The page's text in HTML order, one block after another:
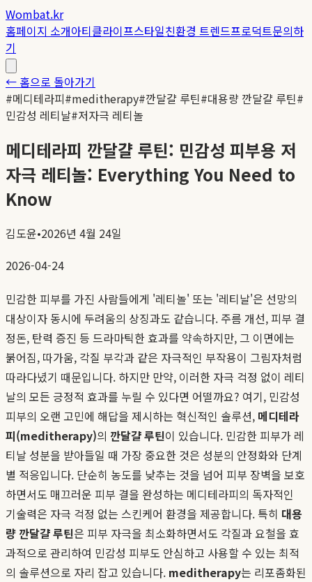
Wombat.kr
홈페이지 소개아티클라이프스타일친환경 트렌드프로덕트문의하
기
← 홈으로 돌아가기
#메디테라피#meditherapy#깐달걀 루틴#대용량 깐달걀 루틴#
민감성 레티날#저자극 레티놀
메디테라피 깐달걀 루틴: 민감성 피부용 저
자극 레티놀: Everything You Need to
Know
김도윤•2026년 4월 24일
2026-04-24
민감한 피부를 가진 사람들에게 '레티놀' 또는 '레티날'은 선망의
대상이자 동시에 두려움의 상징과도 같습니다. 주름 개선, 피부 결
정돈, 탄력 증진 등 드라마틱한 효과를 약속하지만, 그 이면에는
붉어짐, 따가움, 각질 부각과 같은 자극적인 부작용이 그림자처럼
따라다녔기 때문입니다. 하지만 만약, 이러한 자극 걱정 없이 레티
날의 모든 긍정적 효과를 누릴 수 있다면 어떨까요? 여기, 민감성
피부의 오랜 고민에 해답을 제시하는 혁신적인 솔루션, 메디테라
피(meditherapy)의 깐달걀 루틴이 있습니다. 민감한 피부가 레
티날 성분을 받아들일 때 가장 중요한 것은 성분의 안정화와 단계
별 적응입니다. 단순히 농도를 낮추는 것을 넘어 피부 장벽을 보호
하면서도 매끄러운 피부 결을 완성하는 메디테라피의 독자적인
기술력은 자극 걱정 없는 스킨케어 환경을 제공합니다. 특히 대용
량 깐달걀 루틴은 피부 자극을 최소화하면서도 각질과 요철을 효
과적으로 관리하여 민감성 피부도 안심하고 사용할 수 있는 최적
의 솔루션으로 자리 잡고 있습니다. meditherapy는 리포좀화된